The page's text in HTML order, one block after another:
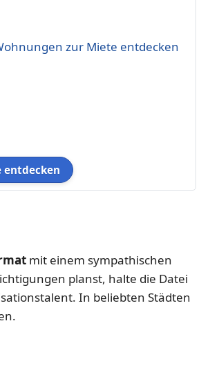
zur Miete entdecken
entdecken
mit einem sympathischen
planst, halte die Datei
In beliebten Städten